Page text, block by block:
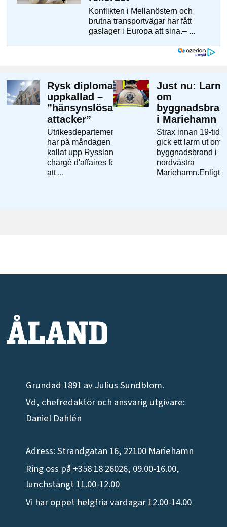
Grundad 1891 av Julius Sundblom.
Vd, chefredaktör och ansvarig utgivare:
Daniel Dahlén
Adress: Strandgatan 16, 22100 Mariehamn
Ring oss på +358 18 26026, 09.00-16.00,
lunchstängt 11.00-12.00
Vi har öppet helgfria vardagar 12.00-14.00